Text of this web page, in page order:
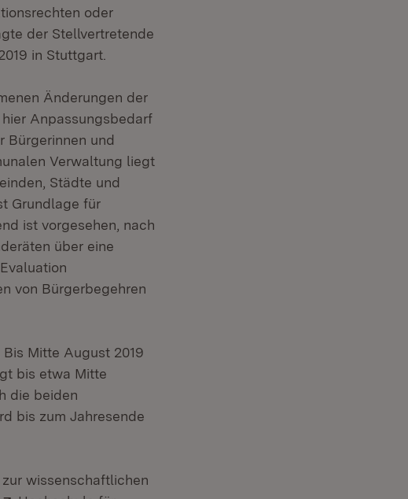
oder
der Stellvertretende
in Stuttgart.
Änderungen der
Anpassungsbedarf
Bürgerinnen und
Verwaltung liegt
Städte und
Grundlage für
ist vorgesehen, nach
über eine
von Bürgerbegehren
Mitte August 2019
bis etwa Mitte
die beiden
bis zum Jahresende
wissenschaftlichen